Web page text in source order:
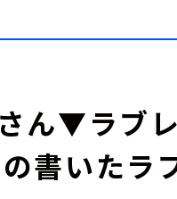
ん▼ラブ
書いたラ